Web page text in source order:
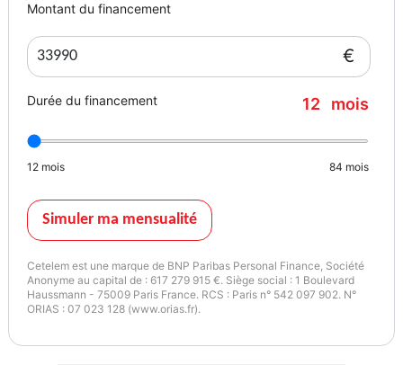
Montant du financement
€
Durée du financement 12 mois
12 mois 84 mois
Simuler ma mensualité
Cetelem est une marque de BNP Paribas Personal Finance, Société
Anonyme au capital de : 617 279 915 €. Siège social : 1 Boulevard
Haussmann - 75009 Paris France. RCS : Paris n° 542 097 902. N°
ORIAS : 07 023 128 (www.orias.fr).